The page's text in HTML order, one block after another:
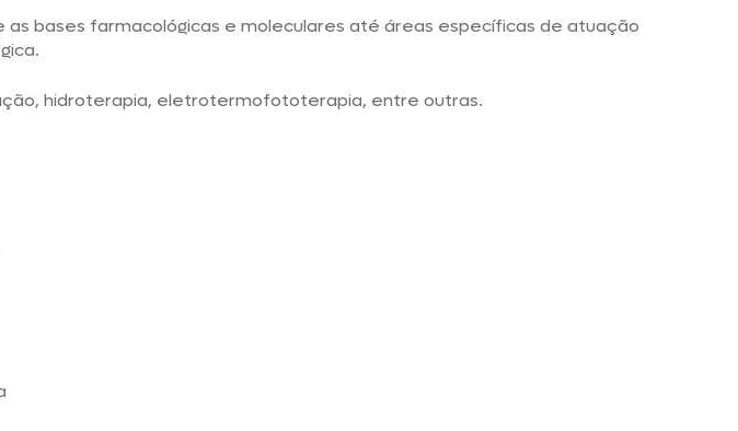
bases farmacológicas e moleculares até áreas específicas de atuação
hidroterapia, eletrotermofototerapia, entre outras.